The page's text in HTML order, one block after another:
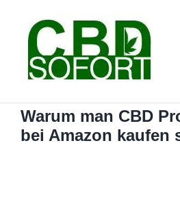
springen
Warum man CBD
bei Amazon kaufen